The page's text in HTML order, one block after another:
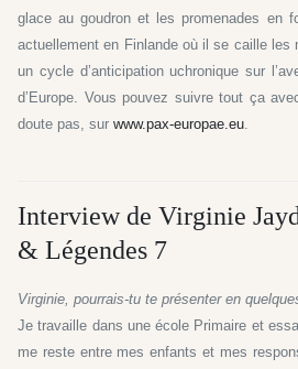
glace au goudron et les promenades en
actuellement en Finlande où il se caille les
un cycle d’anticipation uchronique sur
d’Europe. Vous pouvez suivre tout ça
doute pas, sur www.pax-europae.eu.
Interview de Virginie
& Légendes 7
Virginie, pourrais-tu te présenter en
Je travaille dans une école Primaire et
me reste entre mes enfants et mes